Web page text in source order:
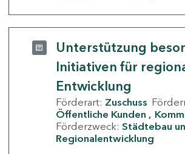
Unterstützung
Initiativen für
Entwicklung
Förderart: Zuschuss
Öffentliche Kunden
Förderzweck: Städtebau
Regionalentwicklung